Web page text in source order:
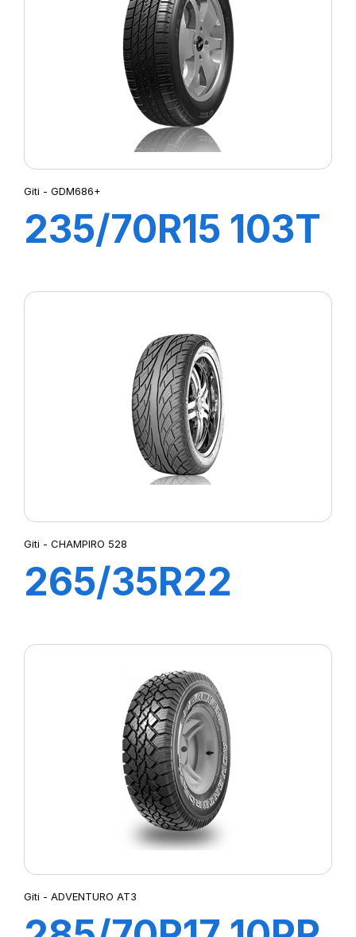
Giti - GDM686+
235/70R15 103T
Giti - CHAMPIRO 528
265/35R22
CHAMPIRO 528
Giti - ADVENTURO AT3